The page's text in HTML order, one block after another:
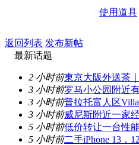
使用道具
返回列表 发布新帖
最新话题
2 小时前東京大阪外送茶
3 小时前罗马小公园附近
3 小时前普拉托富人区
3 小时前威尼斯附近一家
5 小时前低价转让一台性
5 小时前二手iPhone 13，